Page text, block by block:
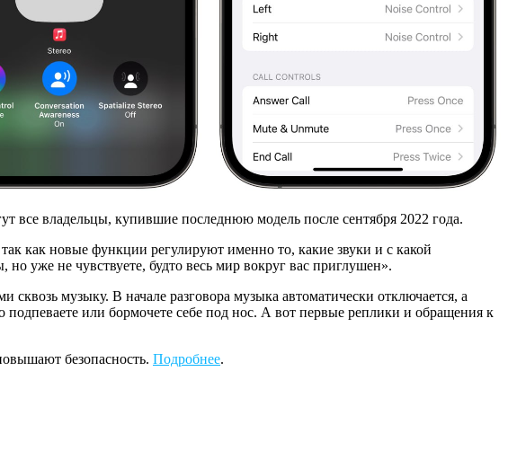
все владельцы, купившие последнюю модель после сентября 2022 года.
как новые функции регулируют именно то, какие звуки и с какой
уже не чувствуете, будто весь мир вокруг вас приглушен».
музыку. В начале разговора музыка автоматически отключается, а
или бормочете себе под нос. А вот первые реплики и обращения к
безопасность. Подробнее.